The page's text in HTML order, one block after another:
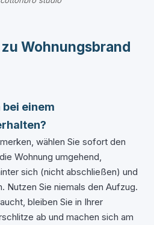
Wohnungsbrand
einem
wählen Sie sofort den
Wohnung umgehend,
sich (nicht abschließen) und
Nutzen Sie niemals den Aufzug.
bleiben Sie in Ihrer
ab und machen sich am